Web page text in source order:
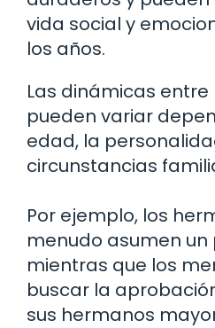
vida social y
los años.
Las dinámicas
pueden variar
edad, la
circunstancias
Por ejemplo, los
menudo asumen
mientras que los
buscar la
sus hermanos